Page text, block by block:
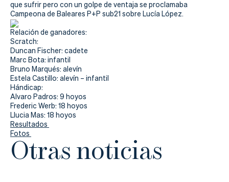
que sufrir pero con un golpe de ventaja se proclamaba
Campeona de Baleares P+P sub21 sobre Lucía López.
Relación de ganadores:
Scratch:
Duncan Fischer: cadete
Marc Bota: infantil
Bruno Marqués: alevín
Estela Castillo: alevín – infantil
Hándicap:
Alvaro Padros: 9 hoyos
Frederic Werb: 18 hoyos
Llucia Mas: 18 hoyos
Resultados
Fotos
Otras noticias